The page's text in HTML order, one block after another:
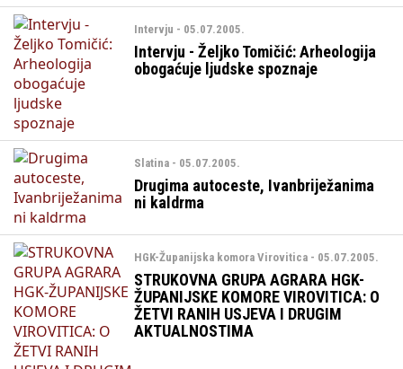
Intervju - 05.07.2005.
Intervju - Željko Tomičić: Arheologija
obogaćuje ljudske spoznaje
Slatina - 05.07.2005.
Drugima autoceste, Ivanbriježanima
ni kaldrma
HGK-Županijska komora Virovitica - 05.07.2005.
STRUKOVNA GRUPA AGRARA HGK-
ŽUPANIJSKE KOMORE VIROVITICA: O
ŽETVI RANIH USJEVA I DRUGIM
AKTUALNOSTIMA